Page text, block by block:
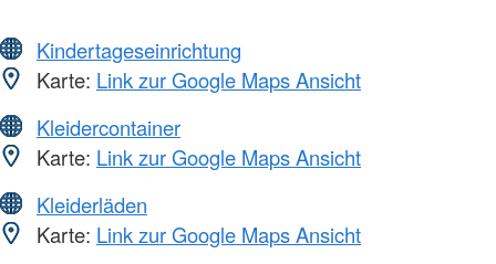
Kindertageseinrichtung
Karte: Link zur Google Maps Ansicht
Kleidercontainer
Karte: Link zur Google Maps Ansicht
Kleiderläden
Karte: Link zur Google Maps Ansicht